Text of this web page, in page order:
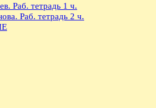
Раб. тетрадь 1 ч.
Раб. тетрадь 2 ч.